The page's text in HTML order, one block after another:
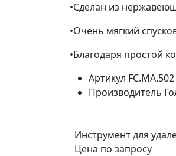
•Сделан из
•Очень мягкий
•Благодаря простой
Артикул FC.MA.502
Производитель
Инструмент для
Цена по запросу